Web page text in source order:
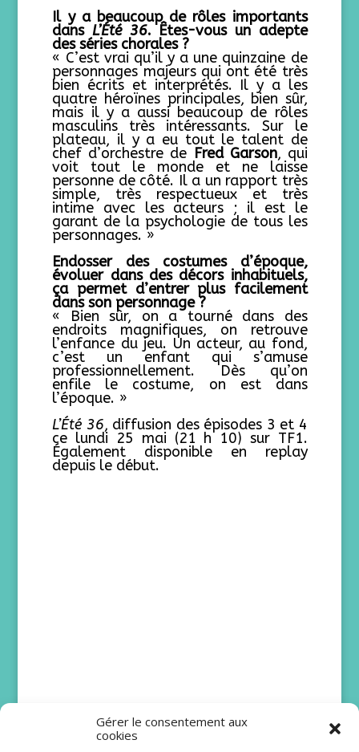
Gérer le consentement aux
cookies
Il y a beaucoup de rôles importants
dansL’Été 36. Êtes-vous un adepte
des séries chorales ?
« C’est vrai qu’il y a une quinzaine de
personnages majeurs qui ont été très
bien écrits et interprétés. Il y a les
quatre héroïnes principales, bien sûr,
mais il y a aussi beaucoup de rôles
masculins très intéressants. Sur le
plateau, il y a eu tout le talent de
chef d’orchestre de Fred Garson, qui
voit tout le monde et ne laisse
personne de côté. Il a un rapport très
simple, très respectueux et très
intime avec les acteurs ; il est le
garant de la psychologie de tous les
personnages. »
Endosser des costumes d’époque,
évoluer dans des décors inhabituels,
ça permet d’entrer plus facilement
dans son personnage ?
« Bien sûr, on a tourné dans des
endroits magnifiques, on retrouve
l’enfance du jeu. Un acteur, au fond,
c’est un enfant qui s’amuse
professionnellement. Dès qu’on
enfile le costume, on est dans
l’époque. »
L’Été 36, diffusion des épisodes 3 et 4
ce lundi 25 mai (21 h 10) sur TF1.
Également disponible en replay
depuis le début.